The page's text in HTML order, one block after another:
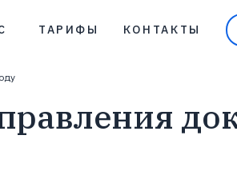
ТАРИФЫ КОНТАКТЫ